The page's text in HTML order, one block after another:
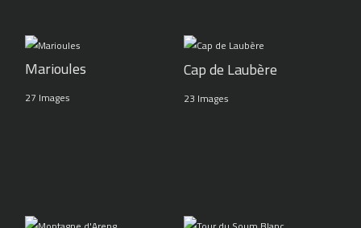
Marioules
27 Images
Cap de Laubère
23 Images